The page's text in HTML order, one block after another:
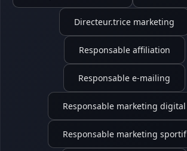
Directeur.trice marketing
Responsable affiliation
Responsable e-mailing
Responsable marketing digital
Responsable marketing sportif